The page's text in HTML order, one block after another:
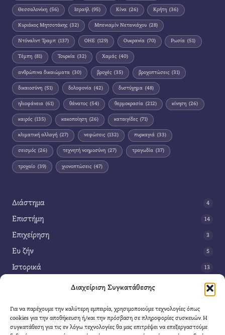
Διαχείριση Συγκατάθεσης
Για να παρέχουμε την καλύτερη εμπειρία, χρησιμοποιούμε τεχνολογίες όπως
cookies για την αποθήκευση ή/και την πρόσβαση σε πληροφορίες συσκευών. Η
συγκατάθεση για τις εν λόγω τεχνολογίες θα μας επιτρέψει να επεξεργαστούμε
Θεσσαλονίκη (56) Ισραήλ (95) Κίνα (26) Κρήτη (36)
Κυριάκος Μητσοτάκης (32) Μπενιαμίν Νετανιάχου (28)
Ντόναλντ Τραμπ (137) ΟΗΕ (129) Ουκρανία (70) Ρωσία (51)
Τέμπη (81) Τουρκία (32) Χαμάς (40)
ανθρώπινα δικαιώματα (30) βροχές (35) βροχοπτώσεις (31)
δικαιοσύνη (51) δολοφονία (42) δυστύχημα (48)
ηλιοφάνεια (61) θάνατος (54) θερμοκρασία (212) κίνηση (26)
καιρός (135) κακοποίηση (26) καταιγίδες (71)
κλιματική αλλαγή (27) νεφώσεις (132) πυρκαγιά (33)
σεισμός (26) τεχνητή νοημοσύνη (27) τραγωδία (37)
τροχαίο (39) χιονοπτώσεις (47)
Διάστημα 4
Επιστήμη 14
Επιχείρηση 3
Ευ ζήν 5
Ιστορικά 13
42
Τέχνη 3
Τεχνολογία